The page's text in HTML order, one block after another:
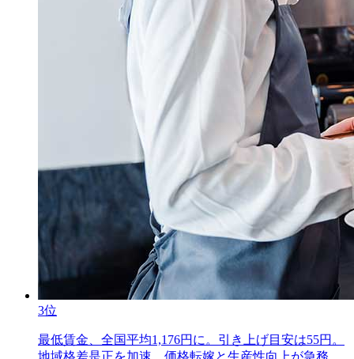
3位
最低賃金、全国平均1,176円に。引き上げ目安は55円。